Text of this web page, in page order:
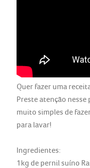
Quer fazer uma
Preste atenção
muito simples de
para lavar!
Ingredientes:
1kg de pernil suíno